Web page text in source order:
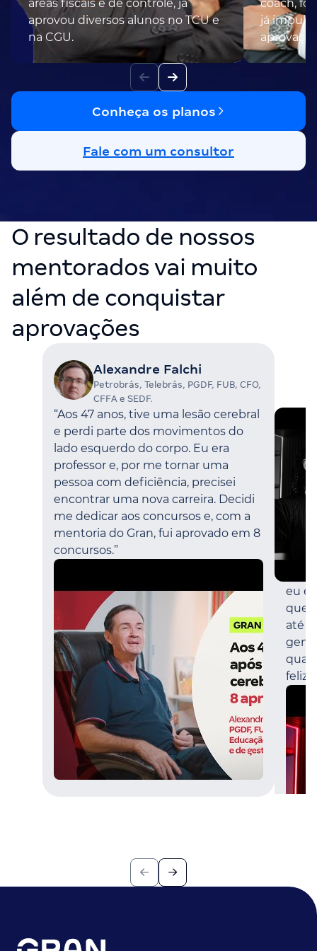
áreas fiscais e de controle, já
aprovou diversos alunos no TCU e
na CGU.
coach,
já
Conheça os planos
Fale com um consultor
O resultado de nossos
mentorados vai muito
além de conquistar
aprovações
Alexandre Falchi
Petrobrás, Telebrás, PGDF, FUB, CFO,
CFFA e SEDF.
“Aos 47 anos, tive uma lesão cerebral
e perdi parte dos movimentos do
lado esquerdo do corpo. Eu era
professor e, por me tornar uma
pessoa com deficiência, precisei
encontrar uma nova carreira. Decidi
me dedicar aos concursos e, com a
mentoria do Gran, fui aprovado em 8
concursos.”
“Eu
eu
que
até
feliz